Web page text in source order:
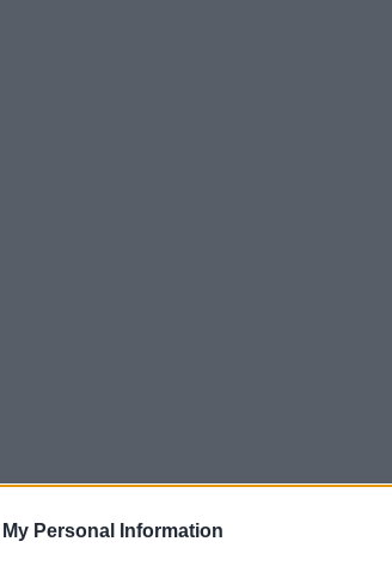
Personal Information